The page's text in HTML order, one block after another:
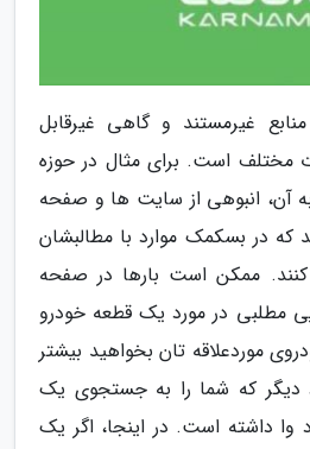
غیرمستند و گاهی غیرقابل
مختلف است. برای مثال در حوزه
آن، انبوهی از سایت ها و صفحه
که در بسکمک موارد با مطالبشان
کنند. ممکن است بارها در صفحه
مطلبی در مورد یک قطعه خودرو
موردعلاقه تان بخواهید بیشتر
دیگر که شما را به جستجوی یک
وا داشته است. در اینجا، اگر یک